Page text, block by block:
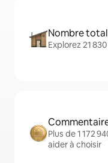
Nombre
Explorez 21
Plus de 1 172
aider à choisir